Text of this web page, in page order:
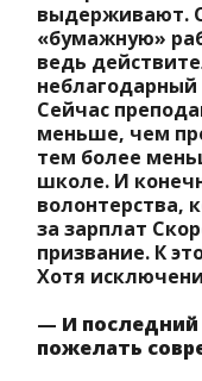
выдерживают.
«бумажную»
ведь
Сейчас
меньше, чем
тем более
школе. И
волонтерства,
за зарплат
призвание. К
Хотя
— И
пожелать